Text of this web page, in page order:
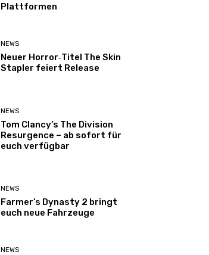
Plattformen
NEWS
Neuer Horror‑Titel The Skin
Stapler feiert Release
NEWS
Tom Clancy’s The Division
Resurgence – ab sofort für
euch verfügbar
NEWS
Farmer’s Dynasty 2 bringt
euch neue Fahrzeuge
NEWS